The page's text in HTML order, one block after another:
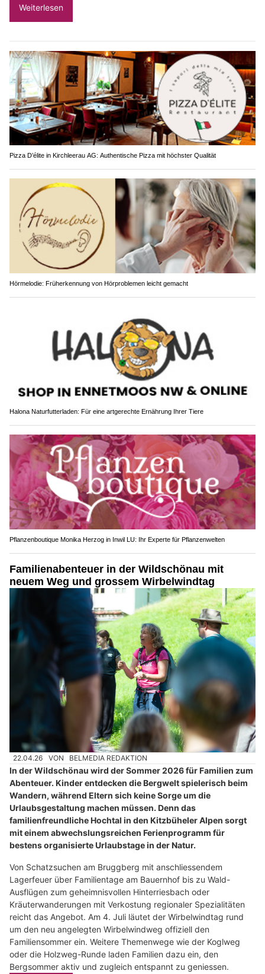
Weiterlesen
Pizza D’élite in Kirchleerau AG: Authentische Pizza mit höchster Qualität
Hörmelodie: Früherkennung von Hörproblemen leicht gemacht
Halona Naturfutterladen: Für eine artgerechte Ernährung Ihrer Tiere
Pflanzenboutique Monika Herzog in Inwil LU: Ihr Experte für Pflanzenwelten
Familienabenteuer in der Wildschönau mit
neuem Weg und grossem Wirbelwindtag
22.04.26 VON BELMEDIA REDAKTION
In der Wildschönau wird der Sommer 2026 für Familien zum
Abenteuer. Kinder entdecken die Bergwelt spielerisch beim
Wandern, während Eltern sich keine Sorge um die
Urlaubsgestaltung machen müssen. Denn das
familienfreundliche Hochtal in den Kitzbüheler Alpen sorgt
mit einem abwechslungsreichen Ferienprogramm für
bestens organisierte Urlaubstage in der Natur.
Von Schatzsuchen am Bruggberg mit anschliessendem
Lagerfeuer über Familientage am Bauernhof bis zu Wald-
Ausflügen zum geheimnisvollen Hinterriesbach oder
Kräuterwanderungen mit Verkostung regionaler Spezialitäten
reicht das Angebot. Am 4. Juli läutet der Wirbelwindtag rund
um den neu angelegten Wirbelwindweg offiziell den
Familiensommer ein. Weitere Themenwege wie der Koglweg
oder die Holzweg-Runde laden Familien dazu ein, den
Bergsommer aktiv und zugleich entspannt zu geniessen.